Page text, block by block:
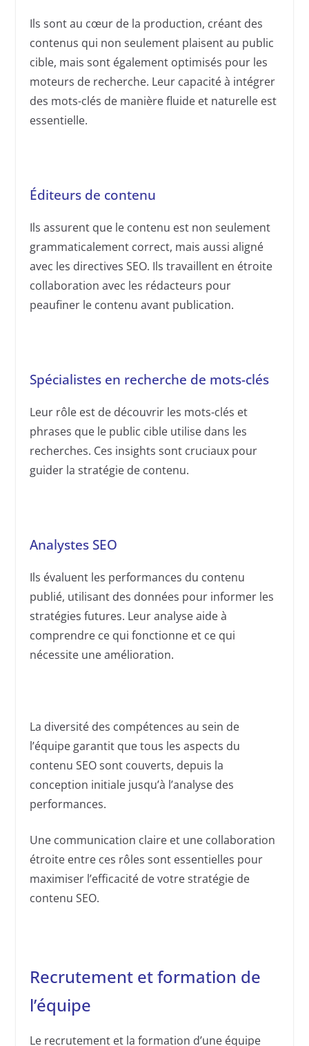
Ils sont au cœur de la production, créant des
contenus qui non seulement plaisent au public
cible, mais sont également optimisés pour les
moteurs de recherche. Leur capacité à intégrer
des mots-clés de manière fluide et naturelle est
essentielle.
Éditeurs de contenu
Ils assurent que le contenu est non seulement
grammaticalement correct, mais aussi aligné
avec les directives SEO. Ils travaillent en étroite
collaboration avec les rédacteurs pour
peaufiner le contenu avant publication.
Spécialistes en recherche de mots-clés
Leur rôle est de découvrir les mots-clés et
phrases que le public cible utilise dans les
recherches. Ces insights sont cruciaux pour
guider la stratégie de contenu.
Analystes SEO
Ils évaluent les performances du contenu
publié, utilisant des données pour informer les
stratégies futures. Leur analyse aide à
comprendre ce qui fonctionne et ce qui
nécessite une amélioration.
La diversité des compétences au sein de
l’équipe garantit que tous les aspects du
contenu SEO sont couverts, depuis la
conception initiale jusqu’à l’analyse des
performances.
Une communication claire et une collaboration
étroite entre ces rôles sont essentielles pour
maximiser l’efficacité de votre stratégie de
contenu SEO.
Recrutement et formation de
l’équipe
Le recrutement et la formation d’une équipe